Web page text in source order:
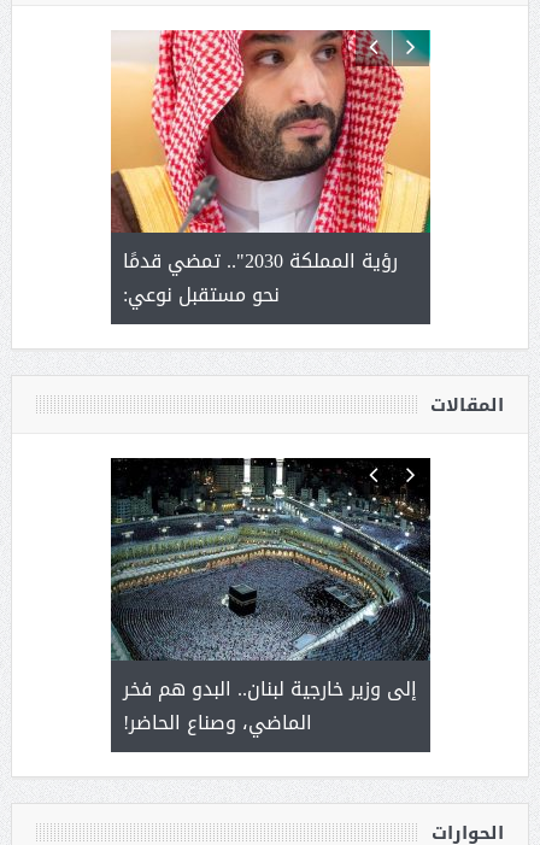
يحصل
رؤية المملكة 2030".. تمضي قدمًا
نحو مستقبل نوعي:
ورشة
عنيزة
المقالات
سلمان
إلى وزير خارجية لبنان.. البدو هم فخر
الماضي، وصناع الحاضر!
يحمل
من عشق
الحوارات